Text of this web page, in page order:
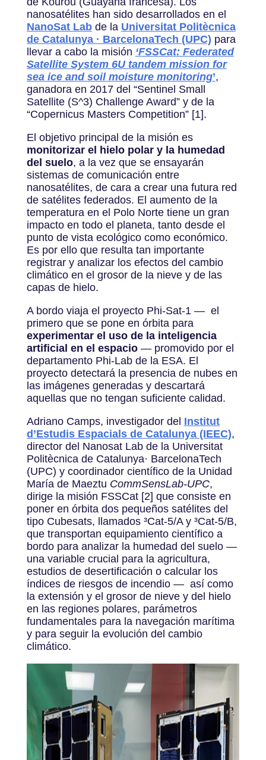
nanosatélites han sido desarrollados en el
NanoSat Labde la Universitat Politècnica
de Catalunya · BarcelonaTech (UPC) para
llevar a cabo la misión ‘FSSCat: Federated
Satellite System 6U tandem mission for
sea ice and soil moisture monitoring’,
ganadora en 2017 del “Sentinel Small
Satellite (S^3) Challenge Award” y de la
“Copernicus Masters Competition” [1].
El objetivo principal de la misión es
monitorizar el hielo polar y la humedad
del suelo, a la vez que se ensayarán
sistemas de comunicación entre
nanosatélites, de cara a crear una futura red
de satélites federados. El aumento de la
temperatura en el Polo Norte tiene un gran
impacto en todo el planeta, tanto desde el
punto de vista ecológico como económico.
Es por ello que resulta tan importante
registrar y analizar los efectos del cambio
climático en el grosor de la nieve y de las
capas de hielo.
A bordo viaja el proyecto Phi-Sat-1 — el
primero que se pone en órbita para
experimentar el uso de la inteligencia
artificial en el espacio— promovido por el
departamento Phi-Lab de la ESA. El
proyecto detectará la presencia de nubes en
las imágenes generadas y descartará
aquellas que no tengan suficiente calidad.
Adriano Camps, investigador del Institut
d’Estudis Espacials de Catalunya (IEEC),
director del Nanosat Lab de la Universitat
Politècnica de Catalunya· BarcelonaTech
(UPC) y coordinador científico de la Unidad
María de Maeztu CommSensLab-UPC,
dirige la misión FSSCat [2] que consiste en
poner en órbita dos pequeños satélites del
tipo Cubesats, llamados ³Cat-5/A y ³Cat-5/B,
que transportan equipamiento científico a
bordo para analizar la humedad del suelo —
una variable crucial para la agricultura,
estudios de desertificación o calcular los
índices de riesgos de incendio — así como
la extensión y el grosor de nieve y del hielo
en las regiones polares, parámetros
fundamentales para la navegación marítima
y para seguir la evolución del cambio
climático.